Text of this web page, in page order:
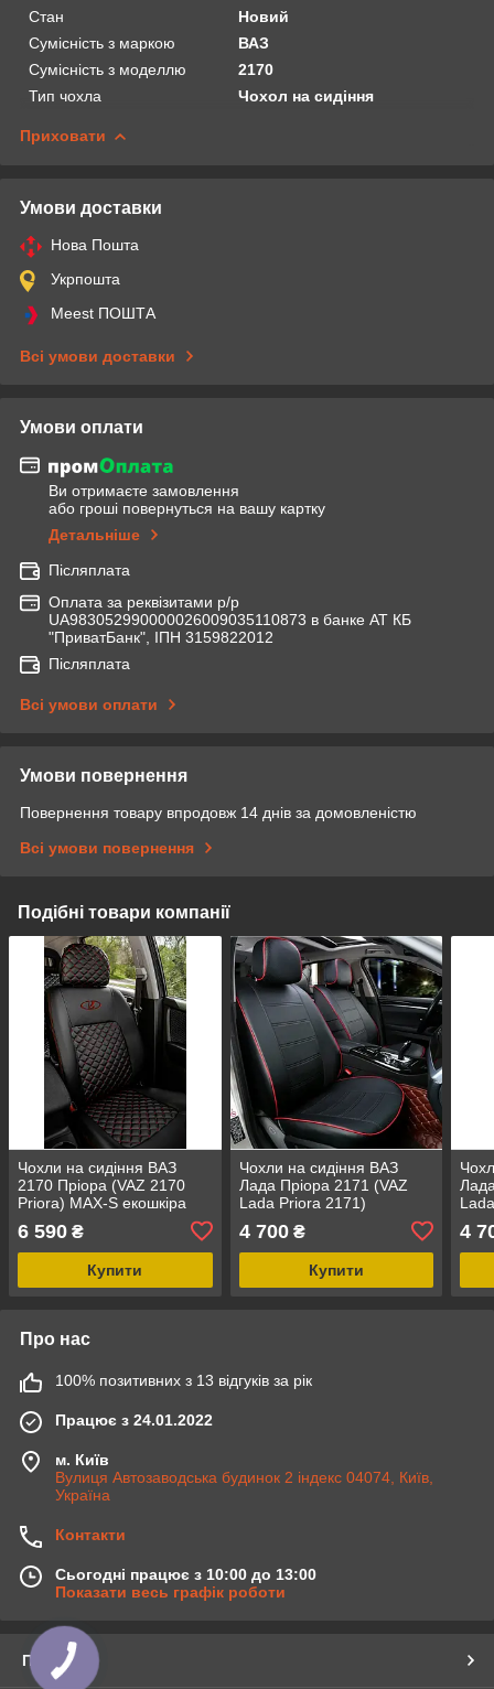
Стан
Новий
Сумісність з маркою
ВАЗ
Сумісність з моделлю
2170
Тип чохла
Чохол на сидіння
Приховати
Умови доставки
Нова Пошта
Укрпошта
Meest ПОШТА
Всі умови доставки
Умови оплати
Ви отримаєте замовлення
або гроші повернуться на вашу картку
Детальніше
Післяплата
Оплата за реквізитами р/р
UA983052990000026009035110873 в банке АТ КБ
"ПриватБанк", ІПН 3159822012
Післяплата
Всі умови оплати
Умови повернення
Повернення товару впродовж 14 днів за домовленістю
Всі умови повернення
Подібні товари компанії
Чохли на сидіння ВАЗ
2170 Пріора (VAZ 2170
Priora) MAX-S екошкіра
6 590 ₴
Купити
Чохли на сидіння ВАЗ
Лада Пріора 2171 (VAZ
Lada Priora 2171)
модельні MAX з екошкіри
4 700₴
Купити
4
Про нас
100% позитивних з 13 відгуків за рік
Працює з 24.01.2022
м. Київ
Вулиця Автозаводська будинок 2 індекс 04074, Київ,
Україна
Контакти
Сьогодні працює з 10:00 до 13:00
Показати весь графік роботи
Про нас